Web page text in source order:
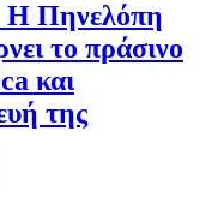
Η Πηνελόπη
το πράσινο
και
της